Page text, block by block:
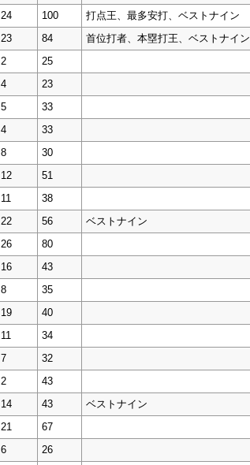
24 100
打点王、最多安打、ベストナイン
23 84
首位打者、本塁打王、ベストナイン
2
25
4
23
5
33
4
33
8
30
12
51
11
38
22 56
ベストナイン
26
80
16
43
8
35
19
40
11
34
7
32
2
43
14 43
ベストナイン
21
67
6
26